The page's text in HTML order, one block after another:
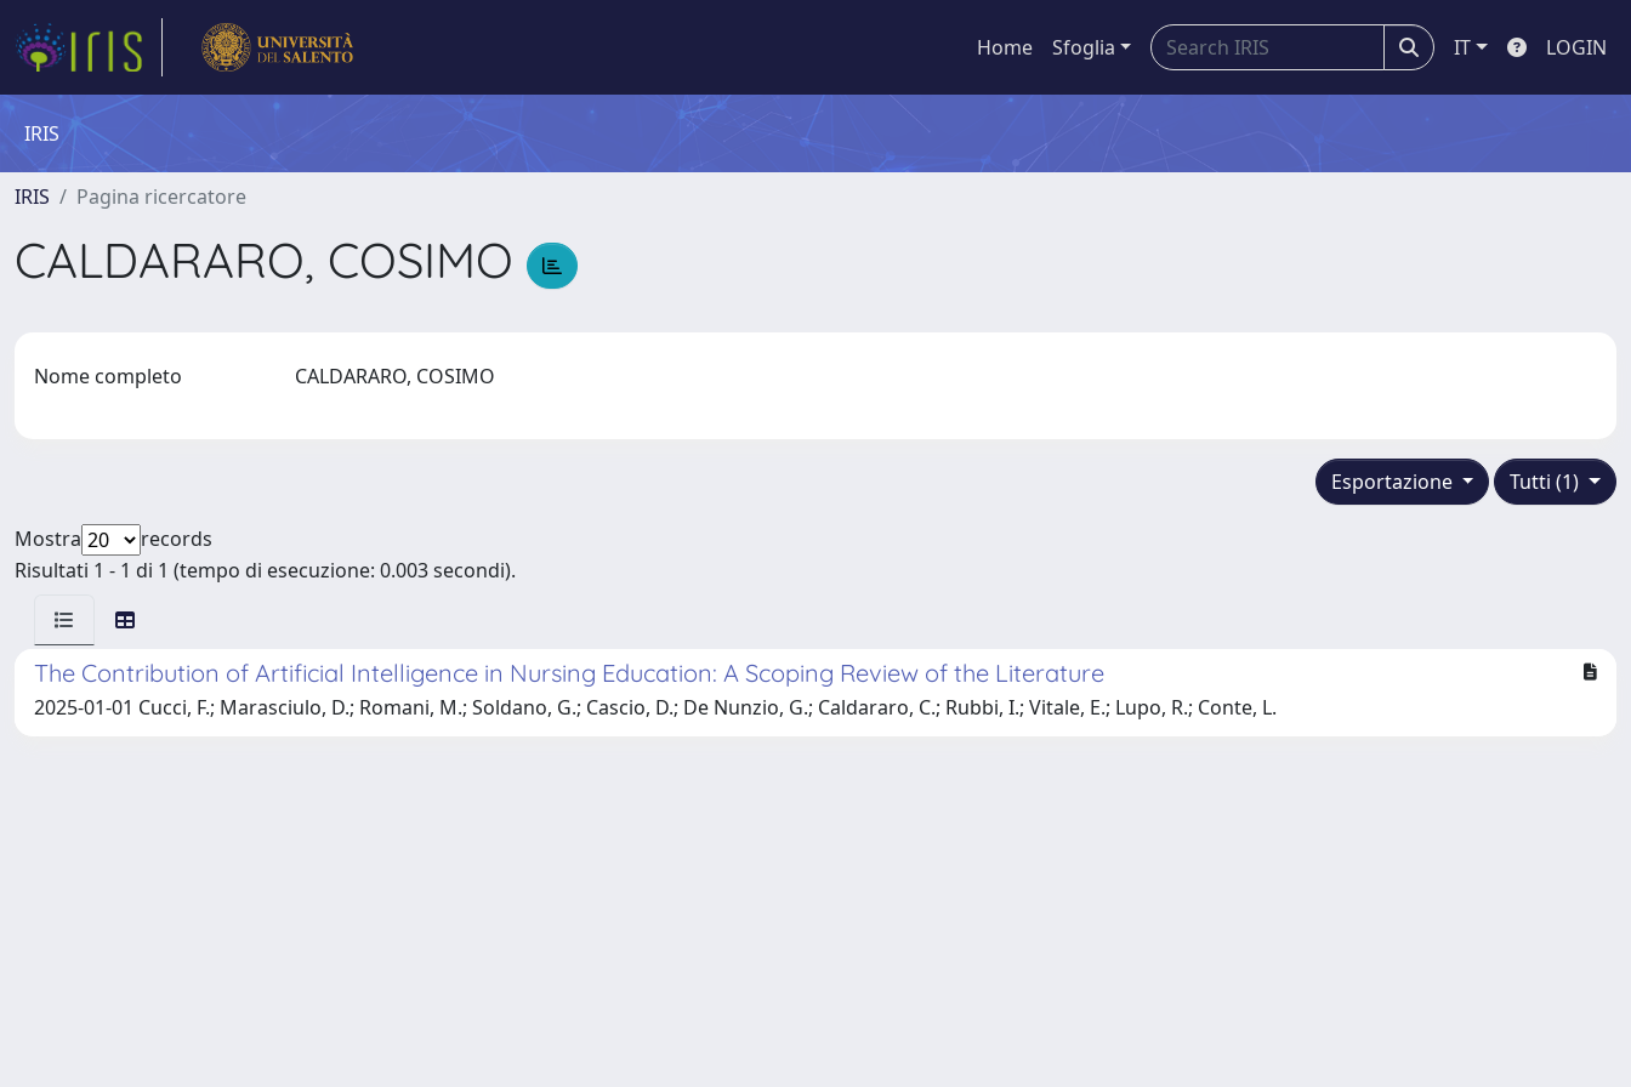
Home Sfoglia IT LOGIN
IRIS
IRIS Pagina ricercatore
CALDARARO, COSIMO
Nome completo CALDARARO, COSIMO
Tutti (1)
Esportazione
Mostra
records
Risultati 1 - 1 di 1 (tempo di esecuzione: 0.003 secondi).
The Contribution of Artificial Intelligence in Nursing Education: A Scoping Review of the Literature
2025-01-01 Cucci, F.; Marasciulo, D.; Romani, M.; Soldano, G.; Cascio, D.; De Nunzio, G.; Caldararo, C.; Rubbi, I.; Vitale, E.; Lupo, R.; Conte, L.